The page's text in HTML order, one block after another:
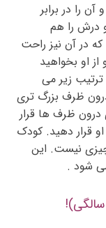
را در برابر
درش را هم
که در آن نیز راحت
او بخواهید
ترتیب زیر می
ظرف بزرگ تری
درون ظرف ها قرار
قرار دهید. کودک
نیست. این
شود .
سالگی)!